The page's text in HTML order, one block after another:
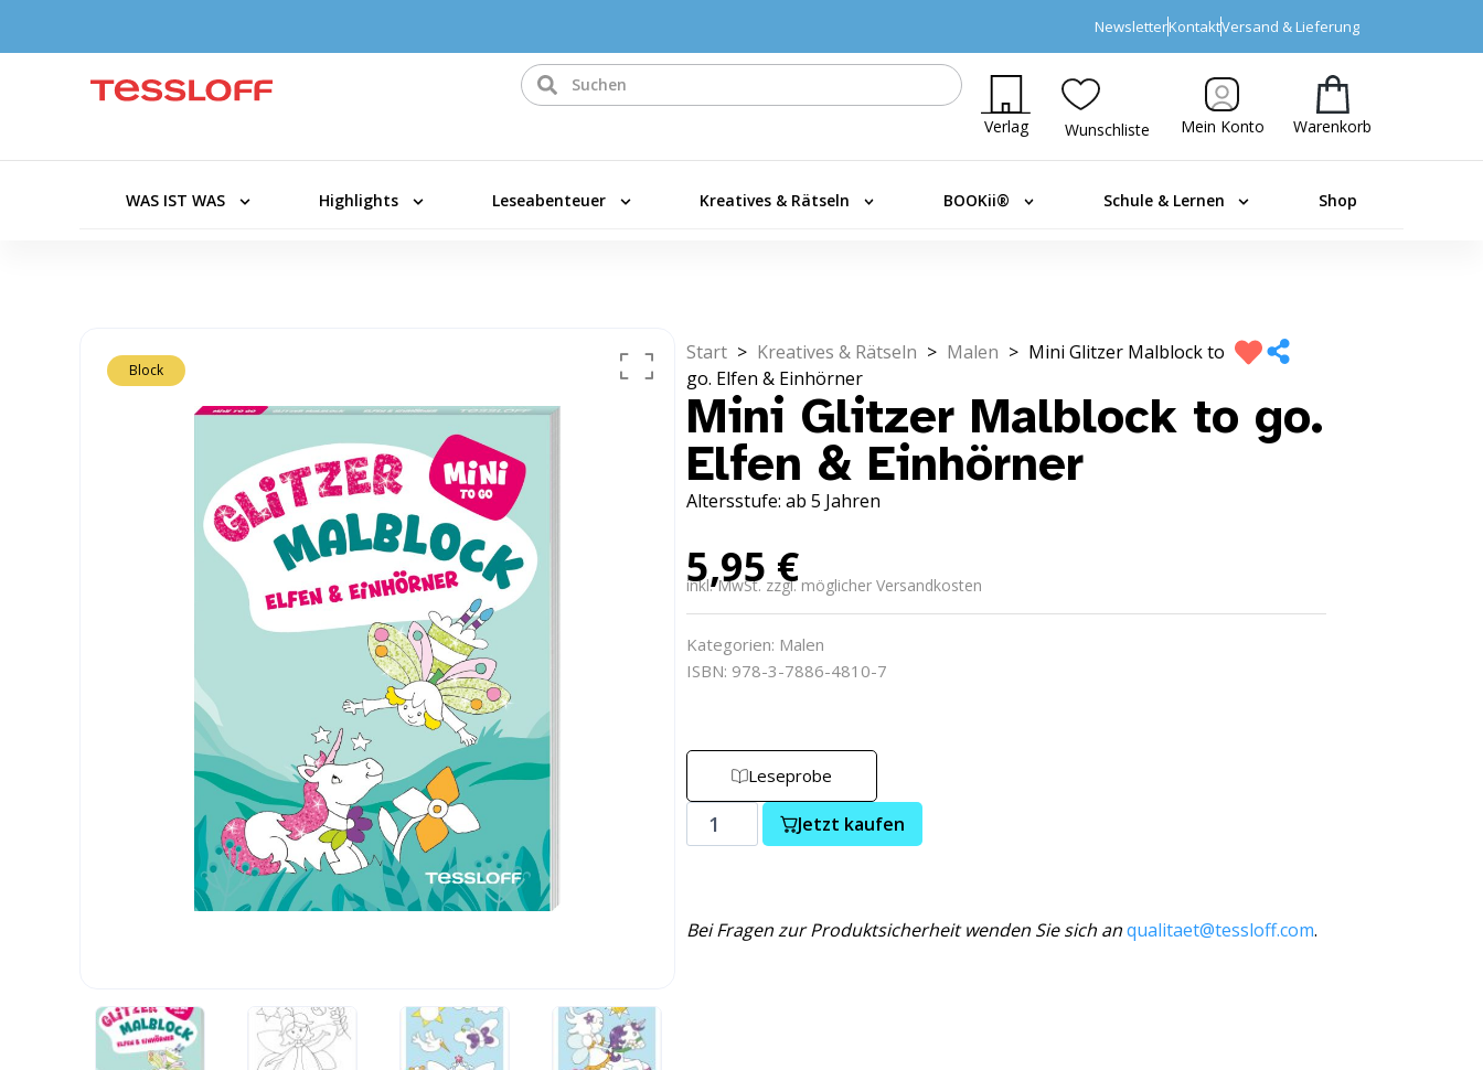
NewsletterKontaktVersand & Lieferung
Verlag Wunschliste Mein Konto Warenkorb
WAS IST WAS Highlights Leseabenteuer Kreatives & Rätseln BOOKii® Schule & Lernen Shop
Block
Start > Kreatives & Rätseln > Malen > Mini Glitzer Malblock to
go. Elfen & Einhörner
Mini Glitzer Malblock to go.
Elfen & Einhörner
Altersstufe: ab 5 Jahren
5,95 €
inkl. MwSt. zzgl. möglicher Versandkosten
Kategorien: Malen
ISBN: 978-3-7886-4810-7
Leseprobe
Jetzt kaufen
Bei Fragen zur Produktsicherheit wenden Sie sich anqualitaet@tessloff.com.